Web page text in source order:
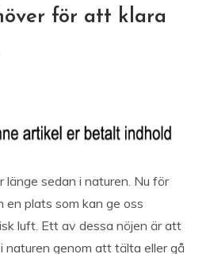
för att klara
länge sedan i naturen. Nu för
en plats som kan ge oss
luft. Ett av dessa nöjen är att
naturen genom att tälta eller gå